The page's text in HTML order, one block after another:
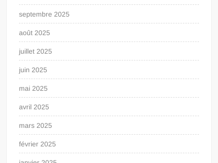
septembre 2025
août 2025
juillet 2025
juin 2025
mai 2025
avril 2025
mars 2025
février 2025